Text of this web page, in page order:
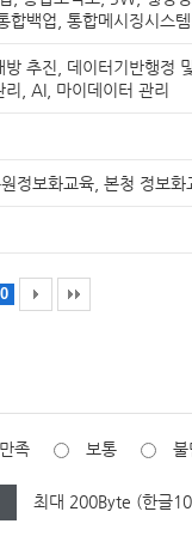
합백업, 통합메시징시스템
추진, 데이터기반행정
, AI, 마이데이터 관리
정보화교육, 본청 정보화
만족 보통 불
최대 200Byte (한글